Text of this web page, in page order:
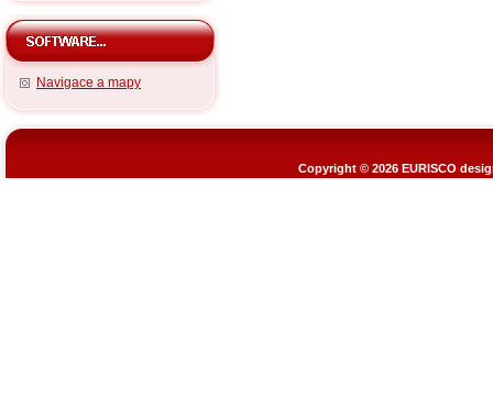
Navigace a mapy
Copyright © 2026 EURISCO